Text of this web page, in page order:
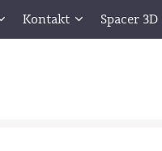
Kontakt Spacer 3D